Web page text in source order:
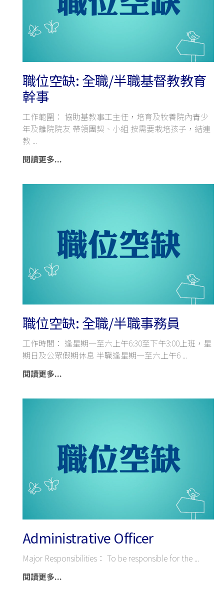
職位空缺: 全職/半職基督教教育
幹事
工作範圍： 協助基教事工主任，培育及牧養院內青少
年及離院院友 帶領團契、小組 按需要栽培孩子，結連
教
閱讀更多...
職位空缺: 全職/半職事務員
工作時間： 逢星期一至六上午6:30至下午3:00上班，星
期日及公眾假期休息 半職逢星期一至六上午6
閱讀更多...
Administrative Officer
Major Responsibilities： To be responsible for the
閱讀更多...